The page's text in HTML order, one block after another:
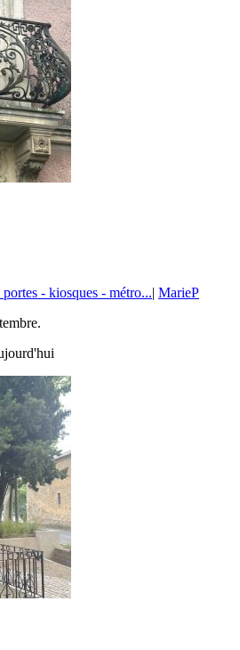
- kiosques - métro...| MarieP